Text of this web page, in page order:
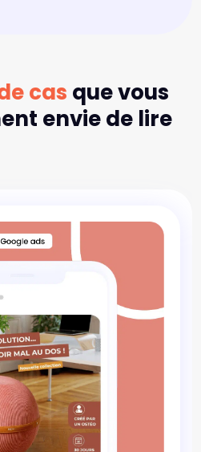
cas que vous
envie de lire